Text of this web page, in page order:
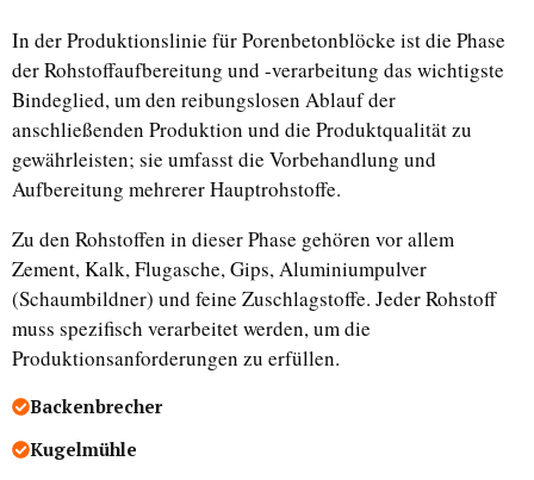
In der Produktionslinie für Porenbetonblöcke ist die Phase
der Rohstoffaufbereitung und -verarbeitung das wichtigste
Bindeglied, um den reibungslosen Ablauf der
anschließenden Produktion und die Produktqualität zu
gewährleisten; sie umfasst die Vorbehandlung und
Aufbereitung mehrerer Hauptrohstoffe.
Zu den Rohstoffen in dieser Phase gehören vor allem
Zement, Kalk, Flugasche, Gips, Aluminiumpulver
(Schaumbildner) und feine Zuschlagstoffe. Jeder Rohstoff
muss spezifisch verarbeitet werden, um die
Produktionsanforderungen zu erfüllen.
Backenbrecher
Kugelmühle